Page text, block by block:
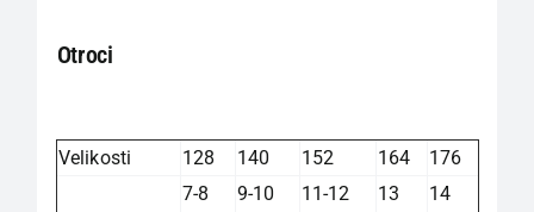
Otroci
Velikosti 128 140 152 164
176
7-8
9-10
11-12
13
14